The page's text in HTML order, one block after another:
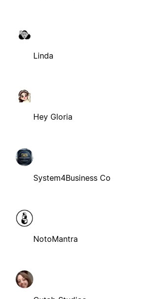
Linda
Hey Gloria
System4Business Co
NotoMantra